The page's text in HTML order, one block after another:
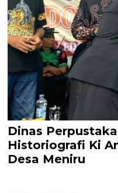
Dinas
Historiografi Ki
Desa Meniru